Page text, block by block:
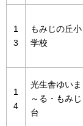
1
3
もみじの丘小
学校
1
4
光生舎ゆいま
～る・もみじ
台